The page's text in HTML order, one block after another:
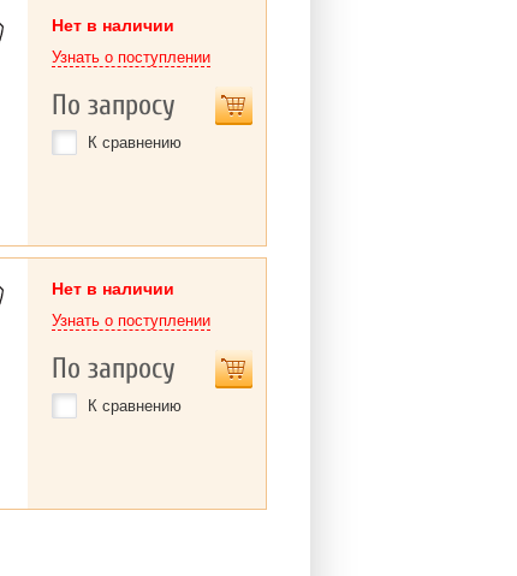
Нет в наличии
Узнать о поступлении
По запросу
К сравнению
Нет в наличии
Узнать о поступлении
По запросу
К сравнению